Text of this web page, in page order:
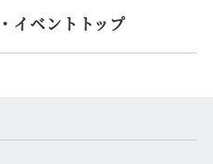
イベントトップ